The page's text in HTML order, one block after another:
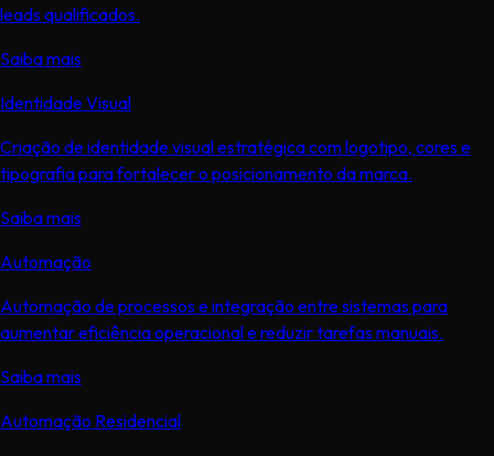
leads qualificados.
Saiba mais
Identidade Visual
Criação de identidade visual estratégica com logotipo, cores e
tipografia para fortalecer o posicionamento da marca.
Saiba mais
Automação
Automação de processos e integração entre sistemas para
aumentar eficiência operacional e reduzir tarefas manuais.
Saiba mais
Automação Residencial